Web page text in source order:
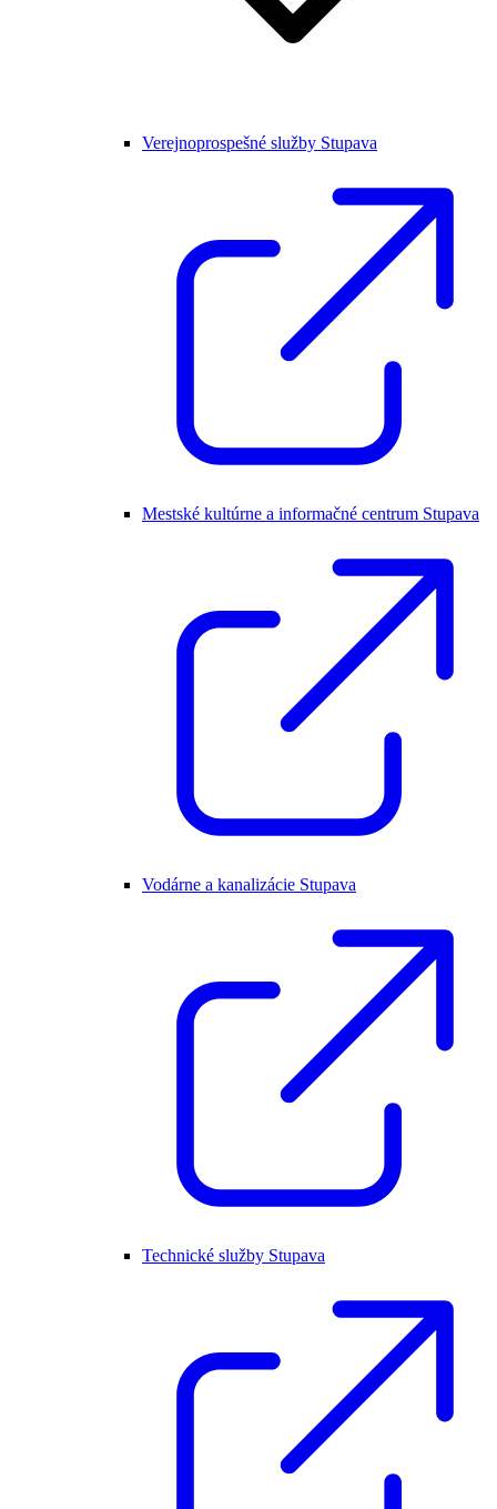
Verejnoprospešné služby Stupava
Mestské kultúrne a informačné centrum Stupava
Vodárne a kanalizácie Stupava
Technické služby Stupava